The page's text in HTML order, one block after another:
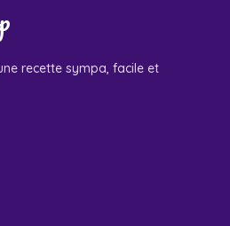
recette sympa, facile et